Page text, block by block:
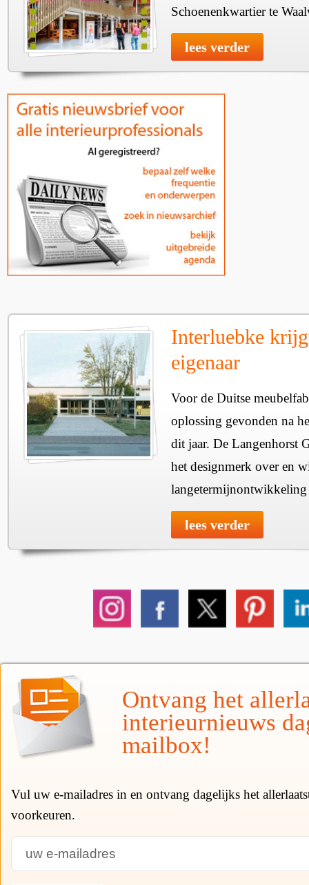
Schoenenkwartier te
lees verder
Interluebke
eigenaar
Voor de Duitse
oplossing gevonden na
dit jaar. De Langenhorst
het designmerk over en
lees verder
Ontvang het
interieurnieuws
mailbox!
Vul uw e-mailadres in en ontvang dagelijks het
voorkeuren.